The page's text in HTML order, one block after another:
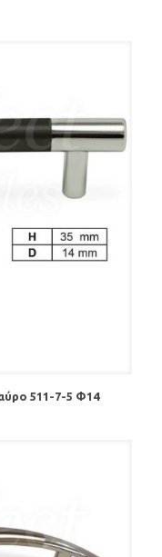
511-7-5 Φ14